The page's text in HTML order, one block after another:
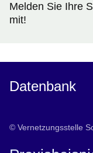
Melden Sie Ihre
mit!
Datenbank
© Vernetzungsstelle